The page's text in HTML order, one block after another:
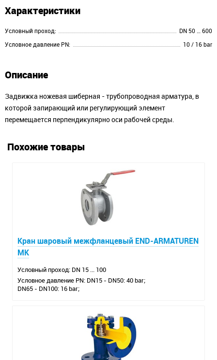
Характеристики
Условный проход:
DN 50 … 600
Условное давление PN:
10 / 16 bar
Описание
Задвижка ножевая шиберная - трубопроводная арматура, в
которой запирающий или регулирующий элемент
перемещается перпендикулярно оси рабочей среды.
Похожие товары
Кран шаровый межфланцевый END-ARMATUREN
MK
Условный проход: DN 15 ... 100
Условное давление PN: DN15 - DN50: 40 bar;
DN65 - DN100: 16 bar;